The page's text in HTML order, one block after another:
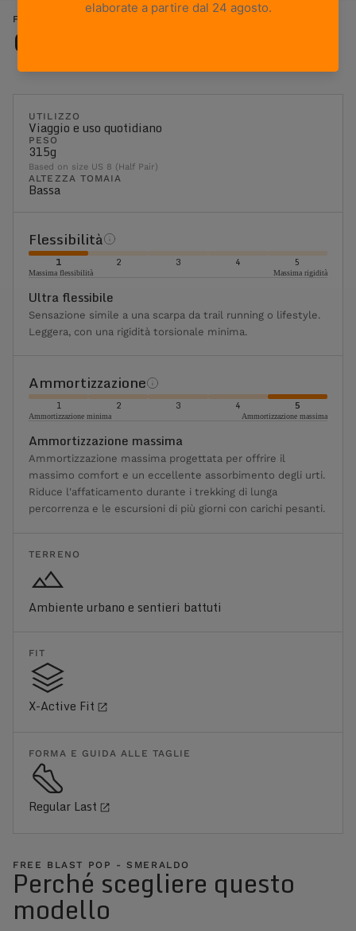
FREE BLAST POP - SMERALDO
Caratteristiche
UTILIZZO
Viaggio e uso quotidiano
PESO
315g
Based on size US 8 (Half Pair)
ALTEZZA TOMAIA
Bassa
Flessibilità
1 2 3 4 5
Massima flessibilità Massima rigidità
Ultra flessibile
Sensazione simile a una scarpa da trail running o lifestyle.
Leggera, con una rigidità torsionale minima.
Ammortizzazione
1 2 3 4 5
Ammortizzazione minima Ammortizzazione massima
Ammortizzazione massima
Ammortizzazione massima progettata per offrire il
massimo comfort e un eccellente assorbimento degli urti.
Riduce l'affaticamento durante i trekking di lunga
percorrenza e le escursioni di più giorni con carichi pesanti.
TERRENO
Ambiente urbano e sentieri battuti
FIT
X-Active Fit
FORMA E GUIDA ALLE TAGLIE
Regular Last
FREE BLAST POP - SMERALDO
Perché scegliere questo
modello